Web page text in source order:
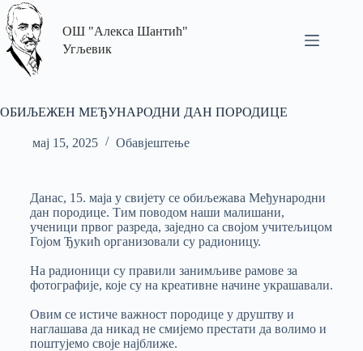
ОШ "Алекса Шантић"
Угљевик
ОБИЉЕЖЕН МЕЂУНАРОДНИ ДАН ПОРОДИЦЕ
мај 15, 2025 Обавјештење
Данас, 15. маја у свијету се обиљежава Међународни
дан породице. Тим поводом наши малишани,
ученици првог разреда, заједно са својом учитељицом
Гојом Ђукић организовали су радионицу.
На радионици су правили занимљиве рамове за
фотографије, које су на креативне начине украшавали.
Овим се истиче важност породице у друштву и
наглашава да никад не смијемо престати да волимо и
поштујемо своје најближе.